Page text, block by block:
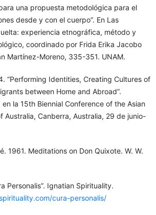
una propuesta metodológica para el
desde y con el cuerpo”. En Las
experiencia etnográfica, método y
coordinado por Frida Erika Jacobo
Martínez-Moreno, 335-351. UNAM.
“Performing Identities, Creating Cultures of
between Home and Abroad”.
la 15th Biennial Conference of the Asian
Australia, Canberra, Australia, 29 de junio-
1961. Meditations on Don Quixote. W. W.
Personalis”. Ignatian Spirituality.
cura-personalis/